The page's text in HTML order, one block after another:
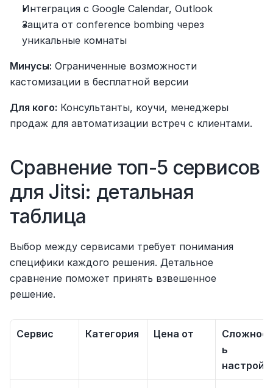
Интеграция с Google Calendar, Outlook
Защита от conference bombing через
уникальные комнаты
Минусы: Ограниченные возможности
кастомизации в бесплатной версии
Для кого: Консультанты, коучи, менеджеры
продаж для автоматизации встреч с клиентами.
Сравнение топ-5 сервисов
для Jitsi: детальная
таблица
Выбор между сервисами требует понимания
специфики каждого решения. Детальное
сравнение поможет принять взвешенное
решение.
Сервис Категория Цена от
ь